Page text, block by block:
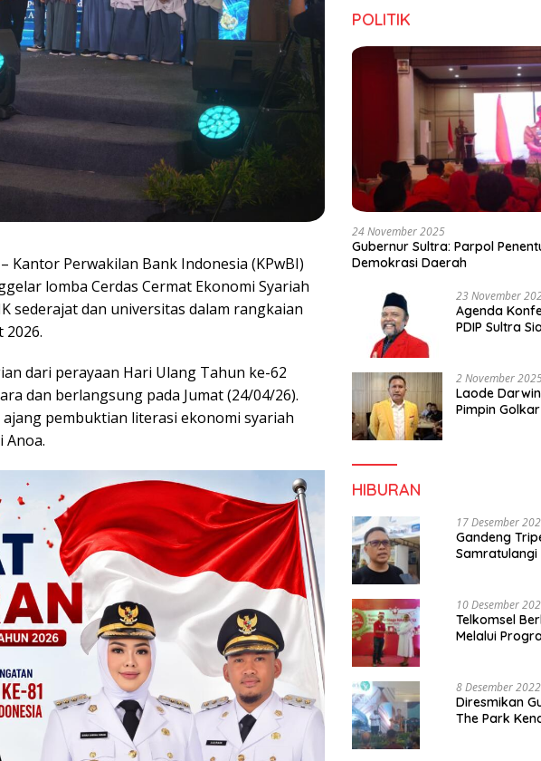
– Kantor Perwakilan Bank Indonesia (KPwBI)
lomba Cerdas Cermat Ekonomi Syariah
sederajat dan universitas dalam rangkaian
2026.
dari perayaan Hari Ulang Tahun ke-62
dan berlangsung pada Jumat (24/04/26).
pembuktian literasi ekonomi syariah
Anoa.
POLITIK
24 November 2025
Gubernur Sultra: Parpol
Demokrasi Daerah
23 November
Agenda
PDIP Sultra
2 November
Laode
Pimpin
HIBURAN
17 Desember
Gandeng
Samratulangi
10 Desember
Telkomsel
Melalui
8 Desember 2022
Diresmikan
The Park